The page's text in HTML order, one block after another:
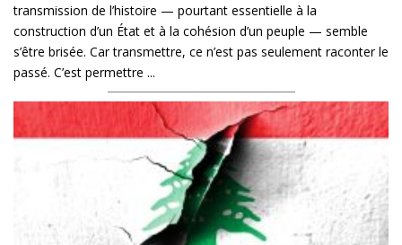
transmission de l’histoire — pourtant essentielle à la
construction d’un État et à la cohésion d’un peuple — semble
s’être brisée. Car transmettre, ce n’est pas seulement raconter le
passé. C’est permettre ...